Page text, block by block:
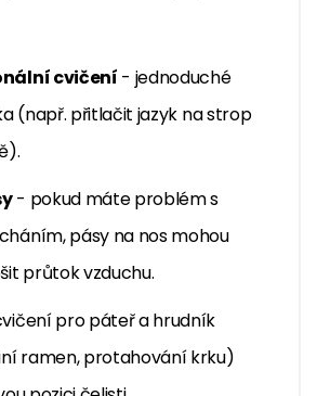
cvičení - jednoduché
(např. přitlačit jazyk na strop
- pokud máte problém s
pásy na nos mohou
průtok vzduchu.
pro páteř a hrudník
ramen, protahování krku)